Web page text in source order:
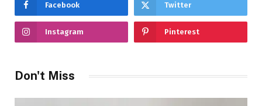
Facebook Twitter
Instagram Pinterest
Don't Miss